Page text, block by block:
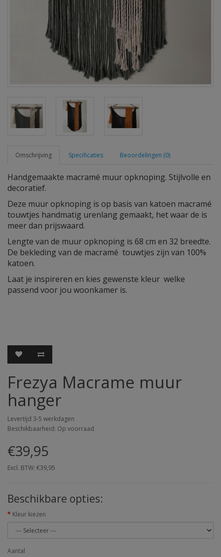
Omschrijving Specificaties Beoordelingen (0)
Handgemaakte macramé muur opknoping. Stijlvolle en
decoratief.
Deze muur opknoping is op basis van katoen macramé
touwtjes handmatig urenlang gemaakt, het waar de is
meer dan prijswaard.
Lengte van de muur opknoping is 68 cm en 32 breedte.
De bekleding van de macramé touwtjes zijn van 100%
katoen.
Laat je inspireren en kies gewenste kleur welke
passend voor jou woonkamer is.
Frezya Macrame muur
hanger
Levertijd 3-5 werkdagen
Beschikbaarheid: Op voorraad
€39,95
Excl. BTW: €39,95
Beschikbare opties:
Kleur kiezen
Aantal